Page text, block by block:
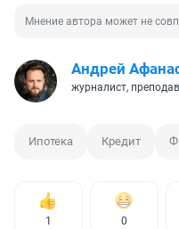
Мнение автора может не
Андрей
журналист,
Ипотека Кредит
1 0